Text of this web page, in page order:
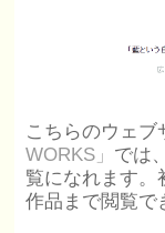
こちらのウェブ
WORKS」 では
覧になれます。
作品まで閲覧で